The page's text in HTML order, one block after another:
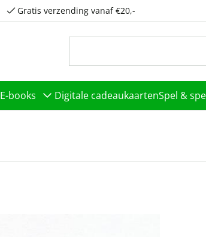
Gratis verzending vanaf €20,-
E-books Digitale cadeaukaartenSpel &